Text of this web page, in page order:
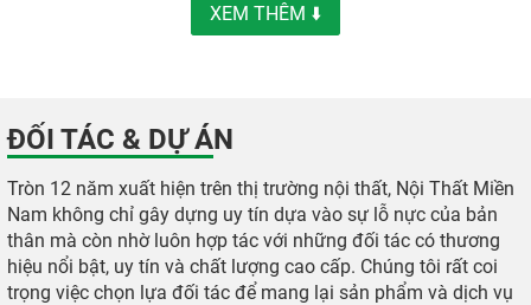
XEM THÊM ⬇️
ĐỐI TÁC & DỰ ÁN
Tròn 12 năm xuất hiện trên thị trường nội thất, Nội Thất Miền
Nam không chỉ gây dựng uy tín dựa vào sự lỗ nực của bản
thân mà còn nhờ luôn hợp tác với những đối tác có thương
hiệu nổi bật, uy tín và chất lượng cao cấp. Chúng tôi rất coi
trọng việc chọn lựa đối tác để mang lại sản phẩm và dịch vụ